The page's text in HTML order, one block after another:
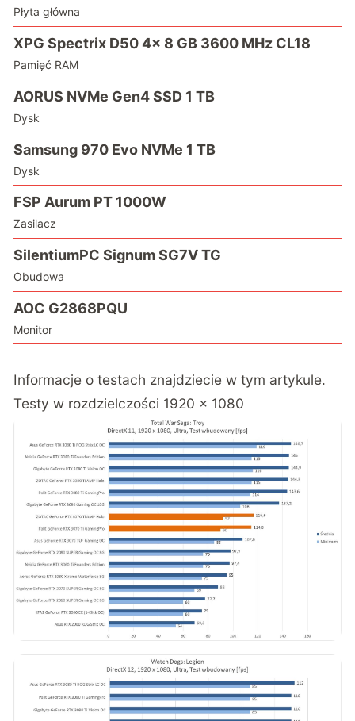
Płyta główna
Pamięć RAM
XPG Spectrix D50 4x 8 GB 3600 MHz CL18
Dysk
AORUS NVMe Gen4 SSD 1 TB
Dysk
Samsung 970 Evo NVMe 1 TB
Zasilacz
FSP Aurum PT 1000W
Obudowa
SilentiumPC Signum SG7V TG
Monitor
AOC G2868PQU
Informacje o testach znajdzieciew tym artykule.
Testy w rozdzielczości 1920 x 1080